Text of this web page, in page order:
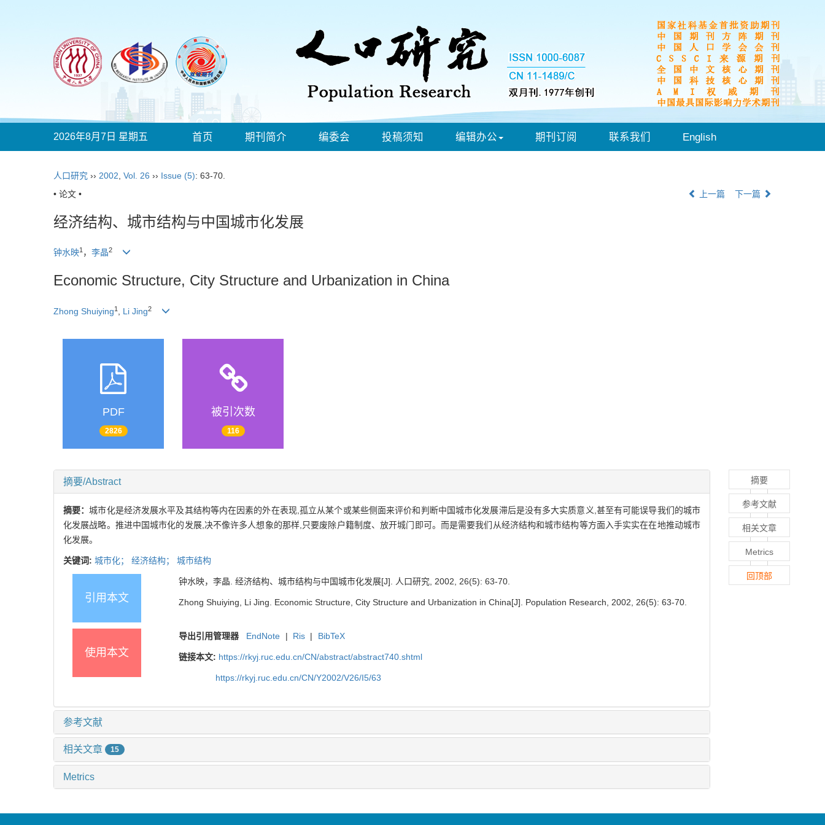
2026年8月7日 星期五 首页 期刊简介 编委会 投稿须知 编辑办公 期刊订阅 联系我们 English
人口研究 ›› 2002 Vol. 26 ›› Issue (5): 63-70.
• 论文 •
上一篇 下一篇
经济结构、城市结构与中国城市化发展
钟水映1 ， 李晶2
Economic Structure, City Structure and Urbanization in China
Zhong Shuiying1 Li Jing2
PDF
2826
被引次数
116
摘要/Abstract
摘要：城市化是经济发展水平及其结构等内在因素的外在表现,孤立从某个或某些侧面来评价和判断中国城市化发展滞后是没有多大实质意义,甚至有可能误导我们的城市
化发展战略。推进中国城市化的发展,决不像许多人想象的那样,只要废除户籍制度、放开城门即可。而是需要我们从经济结构和城市结构等方面入手实实在在地推动城市
化发展。
关键词: 城市化； 经济结构； 城市结构
引用本文
钟水映，李晶. 经济结构、城市结构与中国城市化发展[J]. 人口研究, 2002, 26(5): 63-70.
Zhong Shuiying, Li Jing. Economic Structure, City Structure and Urbanization in China[J]. Population Research, 2002, 26(5): 63-70.
使用本文
导出引用管理器 EndNote | Ris | BibTeX
链接本文: https://rkyj.ruc.edu.cn/CN/abstract/abstract740.shtml
https://rkyj.ruc.edu.cn/CN/Y2002/V26/I5/63
参考文献
相关文章 15
Metrics
摘要
参考文献
相关文章
Metrics
回顶部